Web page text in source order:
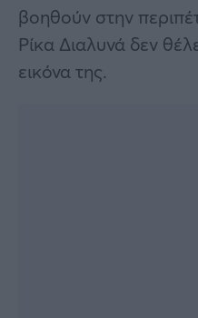
βοηθούν στην
Ρίκα Διαλυνά δεν
εικόνα της.